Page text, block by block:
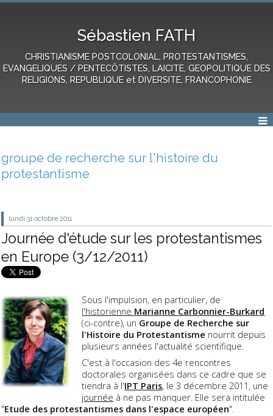
Sébastien FATH
CHRISTIANISME POSTCOLONIAL, PROTESTANTISMES,
EVANGELIQUES / PENTECÔTISTES, LAICITE, GEOPOLITIQUE DES
RELIGIONS, REPUBLIQUE et DIVERSITE, FRANCOPHONIE
groupe de recherche sur l'histoire du
protestantisme
lundi 31 octobre 2011
Journée d'étude sur les protestantismes
en Europe (3/12/2011)
Sous l'impulsion, en particulier, de
l'historienne Marianne Carbonnier-Burkard
(ci-contre), un Groupe de Recherche sur
l'Histoire du Protestantisme nourrit depuis
plusieurs années l'actualité scientifique.
C'est à l'occasion des 4e rencontres
doctorales organisées dans ce cadre que se
tiendra à l'IPT Paris, le 3 décembre 2011, une
journée à ne pas manquer. Elle sera intitulée
"Etude des protestantismes dans l'espace européen".